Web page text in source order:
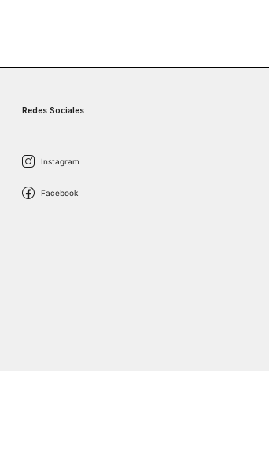
Redes Sociales